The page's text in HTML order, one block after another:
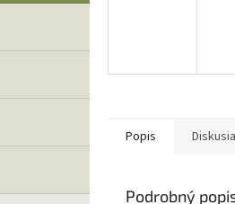
Popis Diskusia
Podrobný